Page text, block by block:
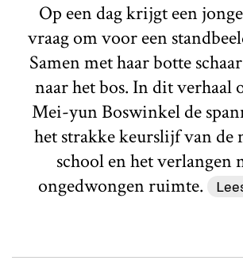
Op een dag krijgt een
vraag om voor een
Samen met haar botte
naar het bos. In dit verhaal
Mei-yun Boswinkel de
het strakke keurslijf van de
school en het verlangen
ongedwongen ruimte.